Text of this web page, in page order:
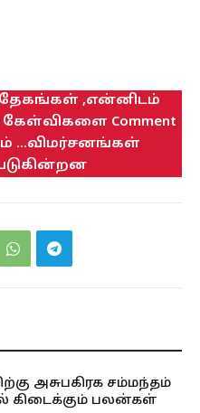
,என்னிடம்
Comment
...விமர்சனங்கள்
அசுபகிரக சம்மந்தம்
கிடைக்கும் பலன்கள்